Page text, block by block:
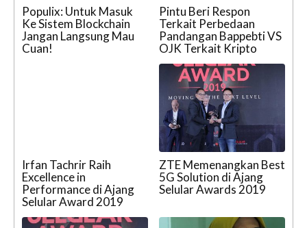
Populix: Untuk Masuk
Ke Sistem Blockchain
Jangan Langsung Mau
Cuan!
Pintu Beri Respon
Terkait Perbedaan
Pandangan Bappebti VS
OJK Terkait Kripto
Irfan Tachrir Raih
Excellence in
Performance di Ajang
Selular Award 2019
ZTE Memenangkan Best
5G Solution di Ajang
Selular Awards 2019